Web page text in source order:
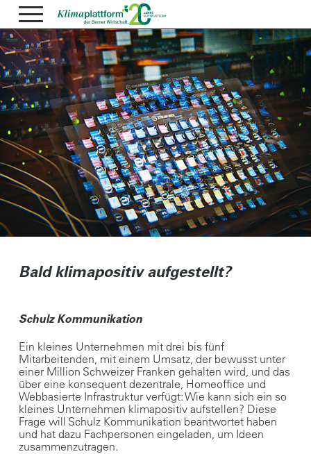
Bald klimapositiv aufgestellt?
Schulz Kommunikation
Ein kleines Unternehmen mit drei bis fünf
Mitarbeitenden, mit einem Umsatz, der bewusst unter
einer Million Schweizer Franken gehalten wird, und das
über eine konsequent dezentrale, Homeoffice­ und
Web­basierte Infrastruktur verfügt: Wie kann sich ein so
kleines Unternehmen klimapositiv aufstellen? Diese
Frage will Schulz Kommunikation beantwortet haben
und hat dazu Fachpersonen eingeladen, um Ideen
zusammenzutragen.